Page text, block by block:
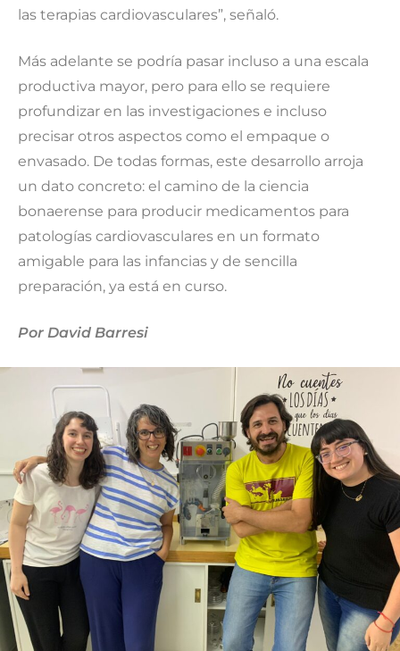
las terapias cardiovasculares”, señaló.
Más adelante se podría pasar incluso a una escala
productiva mayor, pero para ello se requiere
profundizar en las investigaciones e incluso
precisar otros aspectos como el empaque o
envasado. De todas formas, este desarrollo arroja
un dato concreto: el camino de la ciencia
bonaerense para producir medicamentos para
patologías cardiovasculares en un formato
amigable para las infancias y de sencilla
preparación, ya está en curso.
Por David Barresi